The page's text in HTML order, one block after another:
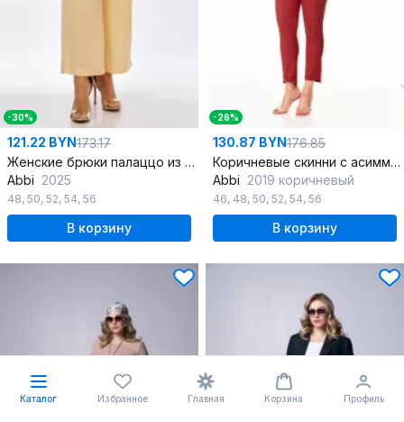
-30%
121.22 BYN173.17
Женские брюки палаццо из текстиля с высокой посадкой
Abbi 2025
48, 50, 52, 54, 56
В корзину
-26%
130.87 BYN176.85
Коричневые скинни с асимметричным низом и поясом
Abbi 2019 коричневый
46, 48, 50, 52, 54, 56
В корзину
Каталог Избранное Главная Корзина Профиль